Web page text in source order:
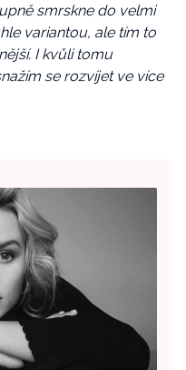
smrskne do velmi
variantou, ale tím to
I kvůli tomu
se rozvíjet ve více